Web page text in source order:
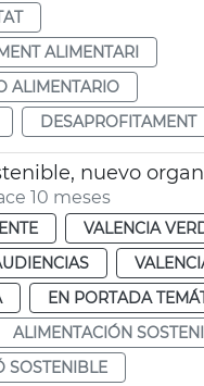
ALIMENTARI
ALIMENTARIO
DESAPROFITAMENT
10 meses
VALENCIA
EN PORTADA
ALIMENTACIÓN
SOSTENIBLE